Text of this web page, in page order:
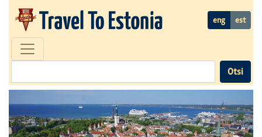
eng est
Otsi